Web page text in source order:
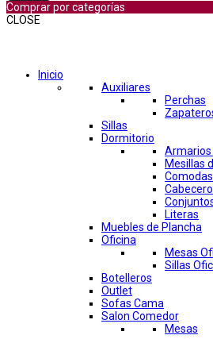
Comprar por categorías
CLOSE
Inicio
Auxiliares
Perchas
Sillas
Dormitorio
Mesillas
Literas
Muebles de Plancha
Oficina
Mesas
Sillas
Botelleros
Outlet
Sofas Cama
Salon Comedor
Mesas